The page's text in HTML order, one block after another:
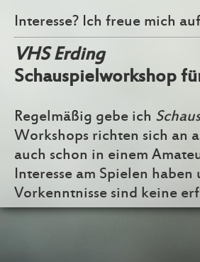
Interesse? Ich freue mich
VHS Erding
Schauspielworkshop
Regelmäßig gebe ich
Workshops richten sich an
auch schon in einem
Interesse am Spielen
Vorkenntnisse sind keine